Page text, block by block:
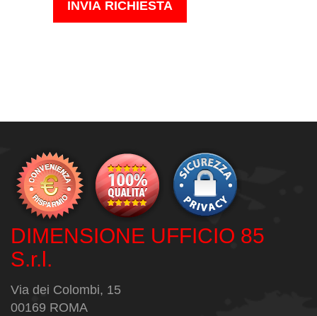
DIMENSIONE UFFICIO 85
S.r.l.
Via dei Colombi, 15
00169 ROMA